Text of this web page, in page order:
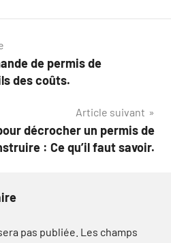
de permis de
des coûts.
Article suivant
décrocher un permis de
: Ce qu’il faut savoir.
pas publiée. Les champs